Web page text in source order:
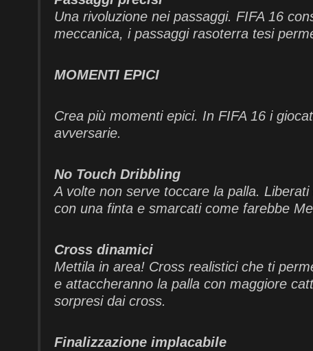
Una rivoluzione nei passaggi. FIFA 16
meccanica, i passaggi rasoterra tesi
MOMENTI EPICI
Crea più momenti epici. In FIFA 16 i
avversarie.
No Touch Dribbling
A volte non serve toccare la palla.
con una finta e smarcati come farebbe
Cross dinamici
Mettila in area! Cross realistici che ti
e attaccheranno la palla con maggiore
sorpresi dai cross.
Finalizzazione implacabile